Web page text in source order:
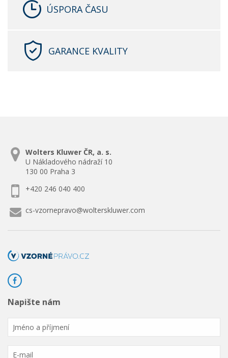
ÚSPORA ČASU
GARANCE KVALITY
Wolters Kluwer ČR, a. s.
U Nákladového nádraží 10
130 00 Praha 3
+420 246 040 400
cs-vzornepravo@wolterskluwer.com
Napište nám